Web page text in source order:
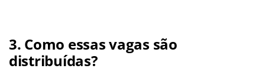
3. Como essas vagas são
distribuídas?